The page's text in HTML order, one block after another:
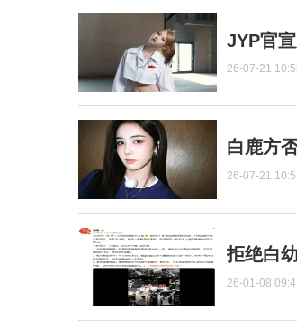
JYP官
26-07-21
白鹿方
26-07-21
拒绝白
26-01-08